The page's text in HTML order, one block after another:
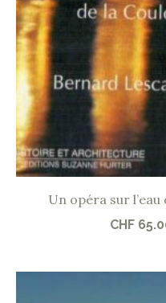
Un opéra sur
CHF